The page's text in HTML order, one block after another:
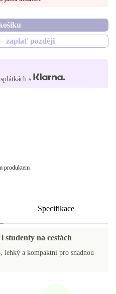
zaplať později
s
produktem
Specifikace
studenty na cestách
a kompaktní pro snadnou